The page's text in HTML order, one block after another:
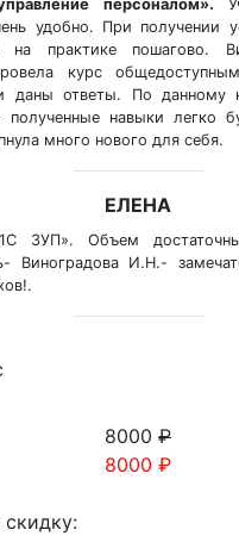
персоналом».
удобно. При получении
на практике пошагово.
курс
даны ответы. По данному
полученные навыки легко
много нового для себя.
ЕЛЕНА
ЗУП». Объем
Виноградова И.Н.-
8000 ₽
8000 ₽